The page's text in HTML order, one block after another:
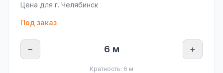
Цена для г. Челябинск
Под заказ
− 6 м +
Кратность: 6 м